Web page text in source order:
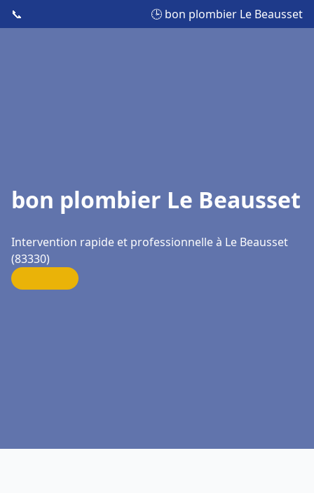
📞 🕒 bon plombier Le Beausset
bon plombier Le Beausset
Intervention rapide et professionnelle à Le Beausset
(83330)